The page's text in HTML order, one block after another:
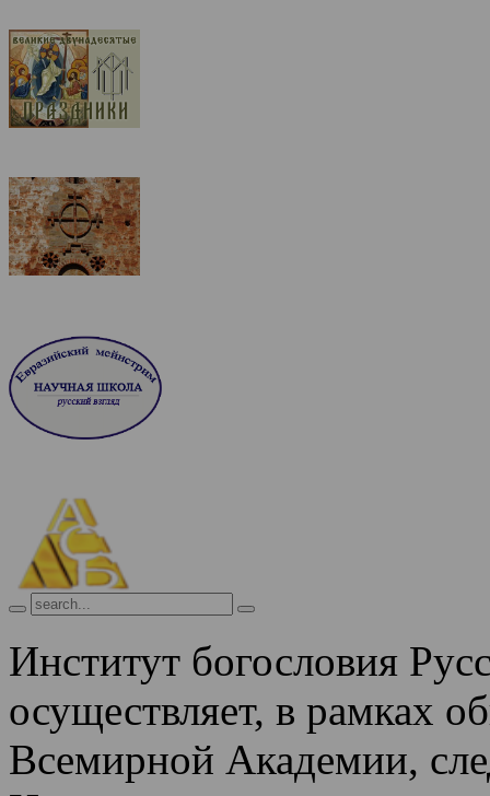
Институт богословия
осуществляет, в рамках
Всемирной Академии,